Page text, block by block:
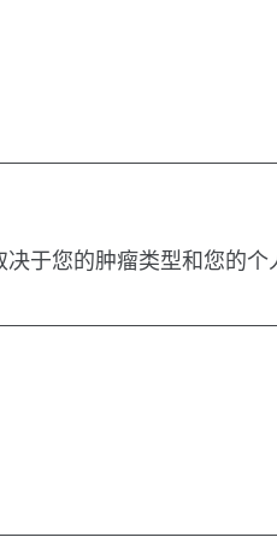
于您的肿瘤类型和您的